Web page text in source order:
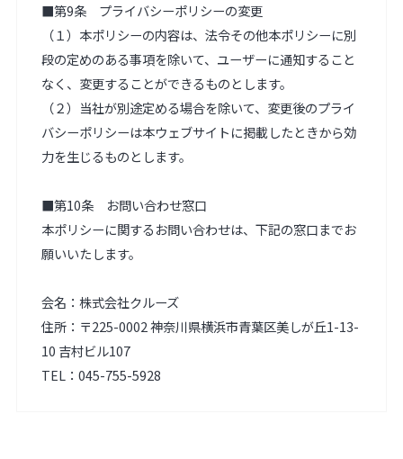
■第9条　プライバシーポリシーの変更
（１）本ポリシーの内容は、法令その他本ポリシーに別
段の定めのある事項を除いて、ユーザーに通知すること
なく、変更することができるものとします。
（２）当社が別途定める場合を除いて、変更後のプライ
バシーポリシーは本ウェブサイトに掲載したときから効
力を生じるものとします。
■第10条　お問い合わせ窓口
本ポリシーに関するお問い合わせは、下記の窓口までお
願いいたします。
会名：株式会社クルーズ
住所：〒225-0002 神奈川県横浜市青葉区美しが丘1-13-
10 吉村ビル107
TEL：045-755-5928